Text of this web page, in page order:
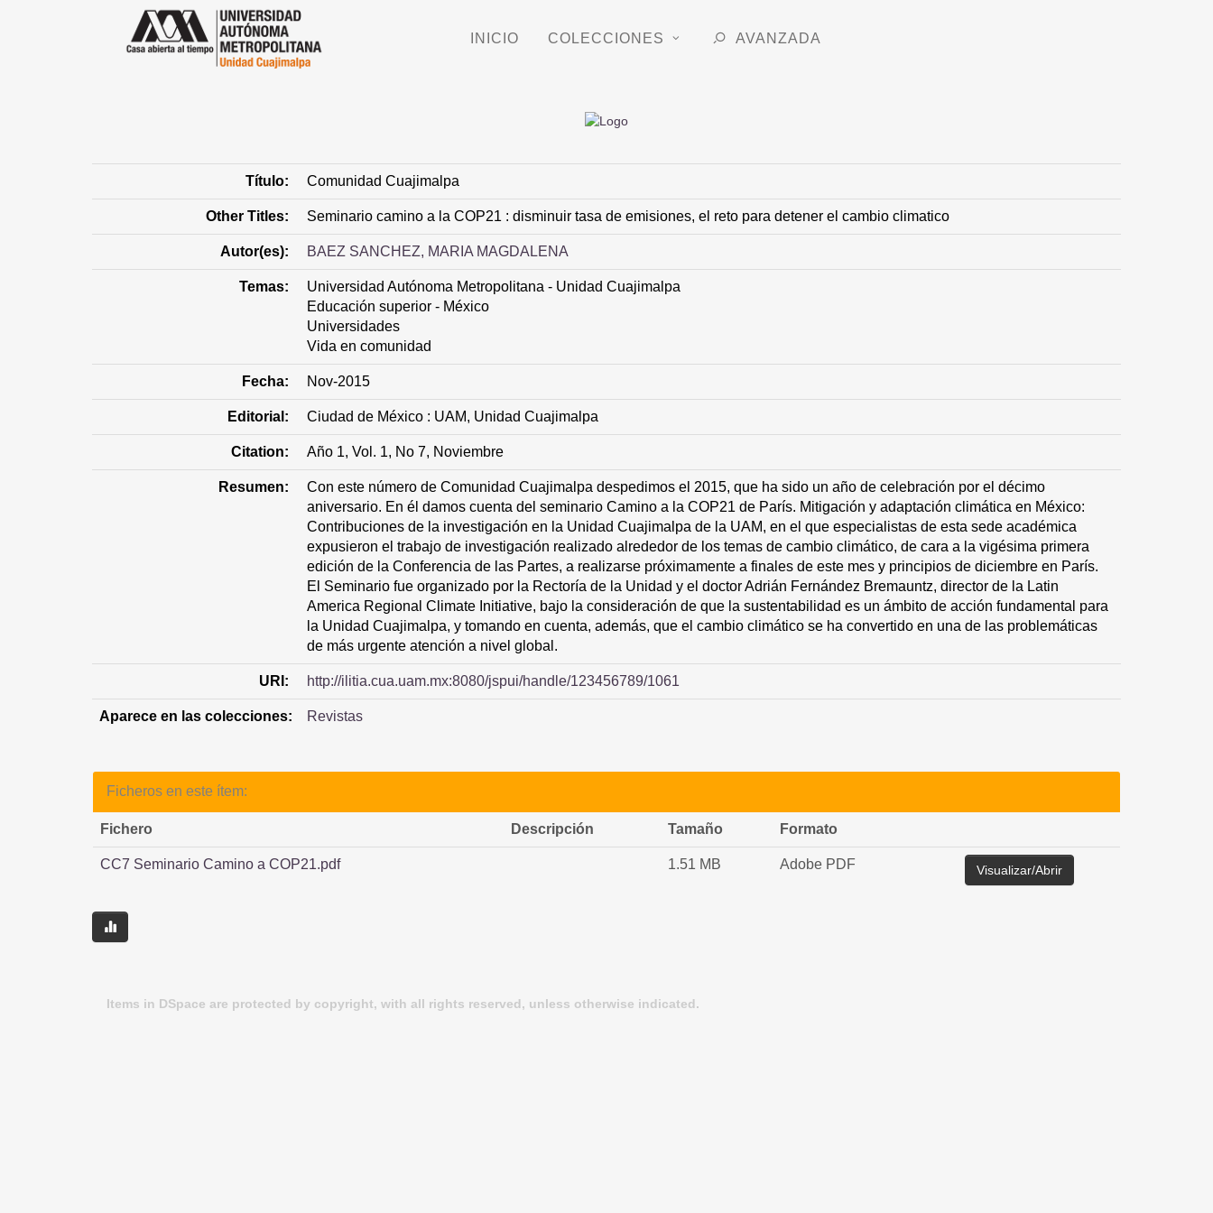
INICIO COLECCIONES AVANZADA
Título: Comunidad Cuajimalpa
Other Titles: Seminario camino a la COP21 : disminuir tasa de emisiones, el reto para detener el cambio climatico
Autor(es): BAEZ SANCHEZ, MARIA MAGDALENA
Temas:
Universidad Autónoma Metropolitana - Unidad Cuajimalpa
Educación superior - México
Universidades
Vida en comunidad
Fecha: Nov-2015
Editorial: Ciudad de México : UAM, Unidad Cuajimalpa
Citation: Año 1, Vol. 1, No 7, Noviembre
Resumen:
Con este número de Comunidad Cuajimalpa despedimos el 2015, que ha sido un año de celebración por el décimo
aniversario. En él damos cuenta del seminario Camino a la COP21 de París. Mitigación y adaptación climática en México:
Contribuciones de la investigación en la Unidad Cuajimalpa de la UAM, en el que especialistas de esta sede académica
expusieron el trabajo de investigación realizado alrededor de los temas de cambio climático, de cara a la vigésima primera
edición de la Conferencia de las Partes, a realizarse próximamente a finales de este mes y principios de diciembre en París.
El Seminario fue organizado por la Rectoría de la Unidad y el doctor Adrián Fernández Bremauntz, director de la Latin
America Regional Climate Initiative, bajo la consideración de que la sustentabilidad es un ámbito de acción fundamental para
la Unidad Cuajimalpa, y tomando en cuenta, además, que el cambio climático se ha convertido en una de las problemáticas
de más urgente atención a nivel global.
URI: http://ilitia.cua.uam.mx:8080/jspui/handle/123456789/1061
Aparece en las colecciones: Revistas
Ficheros en este ítem:
Fichero Descripción Tamaño Formato
CC7 Seminario Camino a COP21.pdf 1.51 MB Adobe PDF Visualizar/Abrir
Items in DSpace are protected by copyright, with all rights reserved, unless otherwise indicated.